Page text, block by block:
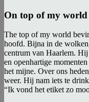
On top of my world
The top of my world
hoofd. Bijna in de
centrum van Haarlem.
en openhartige
het mijne. Over ons
weer. Hij nam iets te
“Ik vond het etiket zo